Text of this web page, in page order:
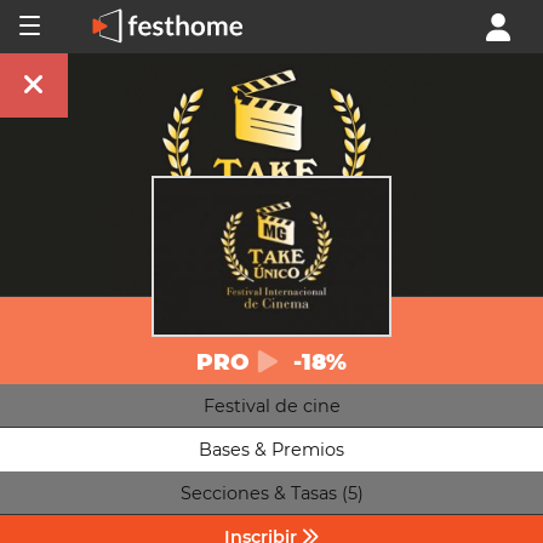
PRO -18%
Festival de cine
Bases & Premios
Secciones & Tasas (5)
Inscribir